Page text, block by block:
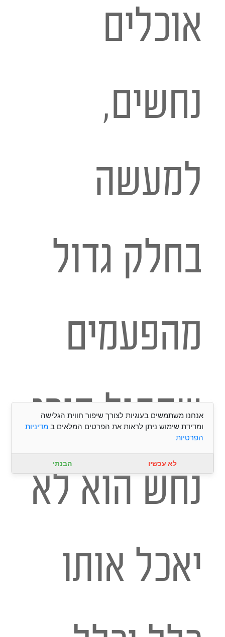
אוכלים
נחשים,
למעשה
בחלק גדול
מהפעמים
שחתול הורג
נחש הוא לא
יאכל אותו
אנחנו משתמשים בעוגיות לצורך שיפור חווית הגלישה
ומדידת שימוש ניתן לראות את הפרטים המלאים במדיניות
הפרטיות
לא עכשיו הבנתי